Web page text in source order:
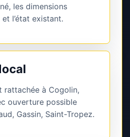
les dimensions
l’état existant.
rattachée à Cogolin,
ouverture possible
Gassin, Saint-Tropez.